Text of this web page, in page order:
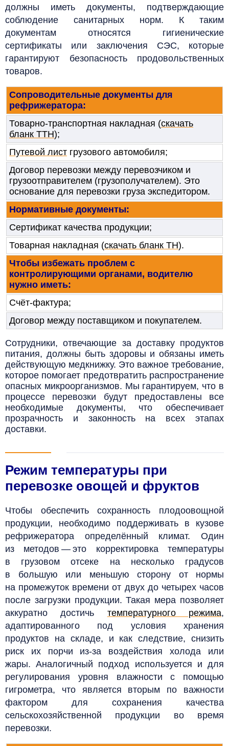
должны иметь документы, подтверждающие
соблюдение санитарных норм. К таким
документам относятся гигиенические
сертификаты или заключения СЭС, которые
гарантируют безопасность продовольственных
товаров.
Сопроводительные документы для
рефрижератора:
Товарно-транспортная накладная (скачать
бланк ТТН);
Путевой лист грузового автомобиля;
Договор перевозки между перевозчиком и
грузоотправителем (грузополучателем). Это
основание для перевозки груза экспедитором.
Нормативные документы:
Сертификат качества продукции;
Товарная накладная (скачать бланк ТН).
Чтобы избежать проблем с
контролирующими органами, водителю
нужно иметь:
Счёт-фактура;
Договор между поставщиком и покупателем.
Сотрудники, отвечающие за доставку продуктов
питания, должны быть здоровы и обязаны иметь
действующую медкнижку. Это важное требование,
которое помогает предотвратить распространение
опасных микроорганизмов. Мы гарантируем, что в
процессе перевозки будут предоставлены все
необходимые документы, что обеспечивает
прозрачность и законность на всех этапах
доставки.
Режим температуры при
перевозке овощей и фруктов
Чтобы обеспечить сохранность плодоовощной
продукции, необходимо поддерживать в кузове
рефрижератора определённый климат. Один
из методов — это корректировка температуры
в грузовом отсеке на несколько градусов
в большую или меньшую сторону от нормы
на промежуток времени от двух до четырех часов
после загрузки продукции.Такая мера позволяет
аккуратно достичь температурного режима,
адаптированного под условия хранения
продуктов на складе, и как следствие, снизить
риск их порчи из-за воздействия холода или
жары. Аналогичный подход используется и для
регулирования уровня влажности с помощью
гигрометра, что является вторым по важности
фактором для сохранения качества
сельскохозяйственной продукции во время
перевозки.